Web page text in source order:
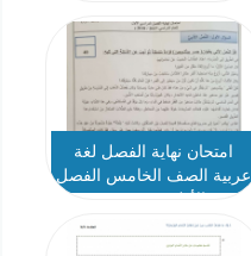
امتحان نهاية الفصل لغة
عربية الصف الخامس الفصل